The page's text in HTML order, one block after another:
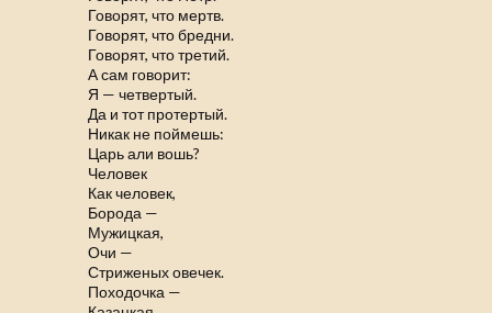
Говорят, что мертв.
Говорят, что бредни.
Говорят, что третий.
А сам говорит:
Я — четвертый.
Да и тот протертый.
Никак не поймешь:
Царь али вошь?
Человек
Как человек,
Борода —
Мужицкая,
Очи —
Стриженых овечек.
Походочка —